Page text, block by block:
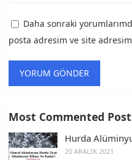
Daha sonraki
posta adresim ve site
Most Commented
Hurda
20 ARALIK 2021